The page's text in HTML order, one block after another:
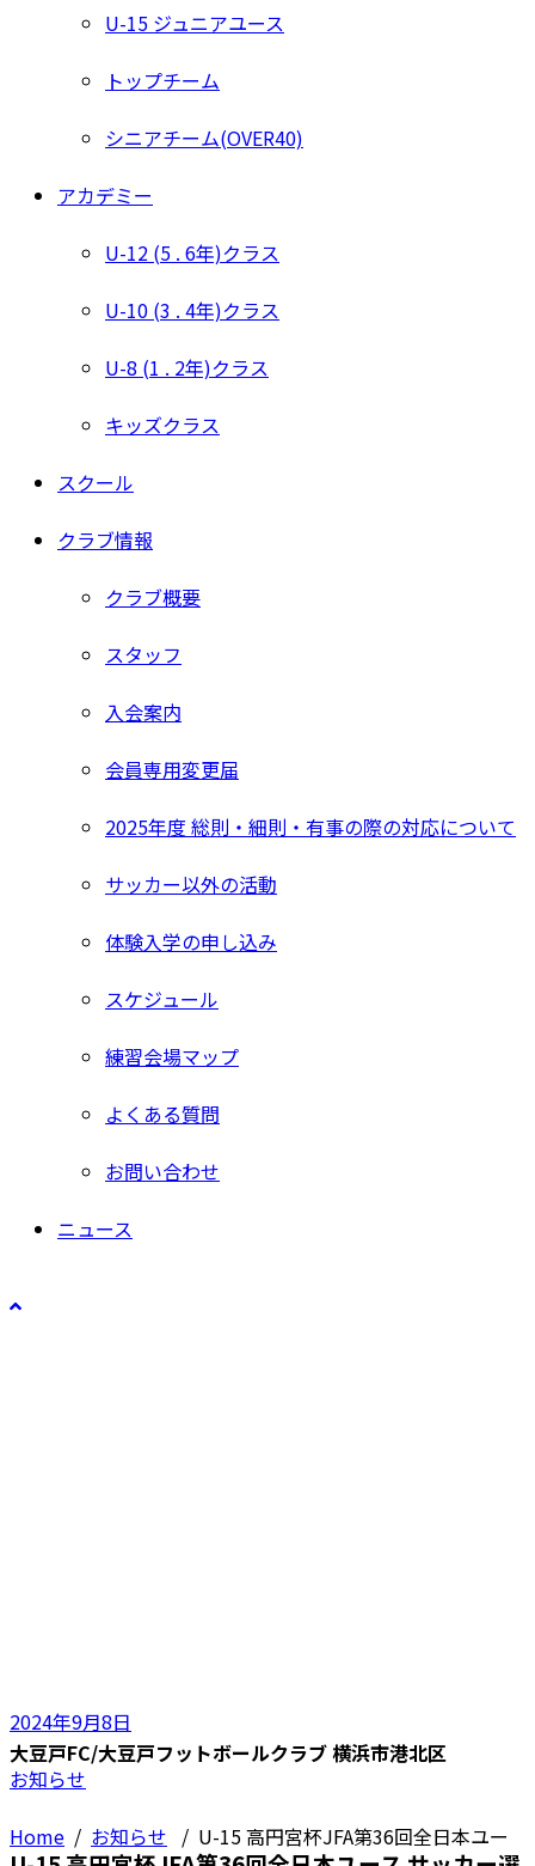
U-15 ジュニアユース
トップチーム
シニアチーム(OVER40)
アカデミー
U-12 (5 . 6年)クラス
U-10 (3 . 4年)クラス
U-8 (1 . 2年)クラス
キッズクラス
スクール
クラブ情報
クラブ概要
スタッフ
入会案内
会員専用変更届
2025年度 総則・細則・有事の際の対応について
サッカー以外の活動
体験入学の申し込み
スケジュール
練習会場マップ
よくある質問
お問い合わせ
ニュース
大豆戸FC/大豆戸フットボールクラブ 横浜市港北区
Home / お知らせ / U-15 高円宮杯JFA第36回全日本ユー
2024年9月8日
お知らせ